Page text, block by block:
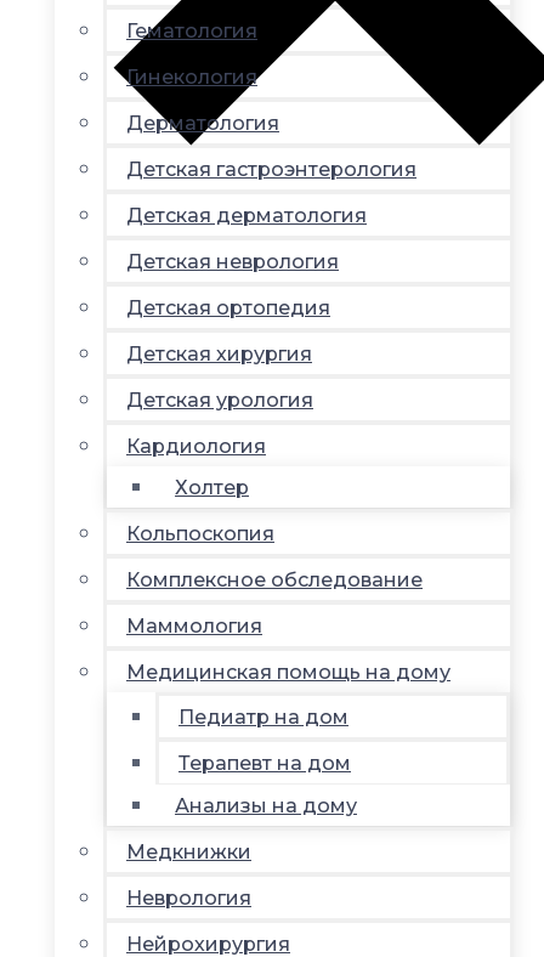
Гематология
Гинекология
Дерматология
Детская гастроэнтерология
Детская дерматология
Детская неврология
Детская ортопедия
Детская хирургия
Детская урология
Кардиология
Холтер
Кольпоскопия
Комплексное обследование
Маммология
Медицинская помощь на дому
Педиатр на дом
Терапевт на дом
Анализы на дому
Медкнижки
Неврология
Нейрохирургия